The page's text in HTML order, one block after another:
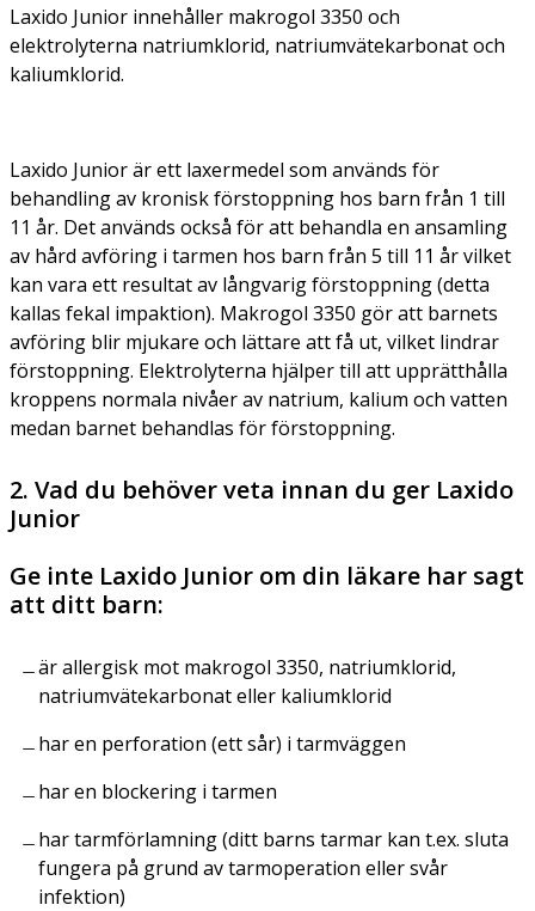
Laxido Junior innehåller makrogol 3350 och
elektrolyterna natriumklorid, natriumvätekarbonat och
kaliumklorid.
Laxido Junior är ett laxermedel som används för
behandling av kronisk förstoppning hos barn från 1 till
11 år. Det används också för att behandla en ansamling
av hård avföring i tarmen hos barn från 5 till 11 år vilket
kan vara ett resultat av långvarig förstoppning (detta
kallas fekal impaktion). Makrogol 3350 gör att barnets
avföring blir mjukare och lättare att få ut, vilket lindrar
förstoppning. Elektrolyterna hjälper till att upprätthålla
kroppens normala nivåer av natrium, kalium och vatten
medan barnet behandlas för förstoppning.
2. Vad du behöver veta innan du ger Laxido
Junior
Ge inte Laxido Junior om din läkare har sagt
att ditt barn:
är allergisk mot makrogol 3350, natriumklorid,
natriumvätekarbonat eller kaliumklorid
har en perforation (ett sår) i tarmväggen
har en blockering i tarmen
har tarmförlamning (ditt barns tarmar kan t.ex. sluta
fungera på grund av tarmoperation eller svår
infektion)